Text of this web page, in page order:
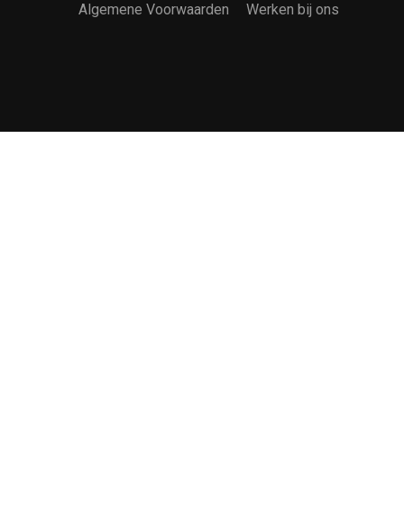
Algemene Voorwaarden
Werken bij ons